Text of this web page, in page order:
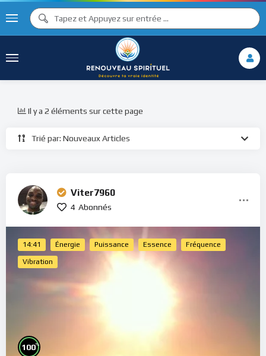
Trié par: Nouveaux Articles
Il y a 2 éléments sur cette page
Viter7960
4 Abonnés
14:41 Énergie Puissance Essence Fréquence
Vibration
100%